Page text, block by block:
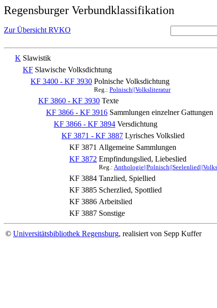
Regensburger Verbundklassifikation
Zur Übersicht RVKO
K Slawistik
KF Slawische Volksdichtung
KF 3400 - KF 3930 Polnische Volksdichtung
Reg.: Polnisch||Volksliteratur
KF 3860 - KF 3930 Texte
KF 3866 - KF 3916 Sammlungen einzelner Gattungen
KF 3866 - KF 3894 Versdichtung
KF 3871 - KF 3887 Lyrisches Volkslied
KF 3871 Allgemeine Sammlungen
KF 3872 Empfindungslied, Liebeslied
Reg.:
KF 3884 Tanzlied, Spiellied
KF 3885 Scherzlied, Spottlied
KF 3886 Arbeitslied
KF 3887 Sonstige
© Universitätsbibliothek Regensburg, realisiert von Sepp Kuffer